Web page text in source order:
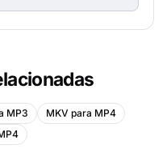
MP3
MKV para MP4